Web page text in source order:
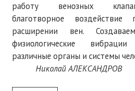
ПОДПИСКА
Наложенный платеж
Подписка 2026
работу венозных
благотворное воздействие
расширении вен.
физиологические
различные органы и системы
Николай АЛЕКСАНДРОВ